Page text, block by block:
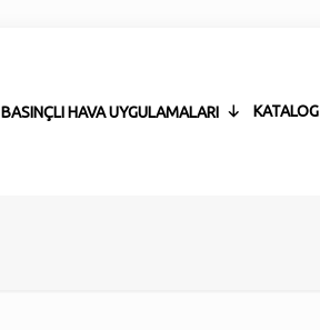
BASINÇLI HAVA UYGULAMALARI KATALOG